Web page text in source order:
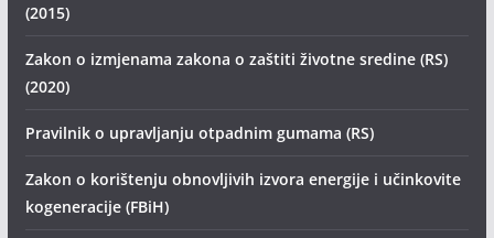
(2015)
Zakon o izmjenama zakona o zaštiti životne sredine (RS)
(2020)
Pravilnik o upravljanju otpadnim gumama (RS)
Zakon o korištenju obnovljivih izvora energije i učinkovite
kogeneracije (FBiH)